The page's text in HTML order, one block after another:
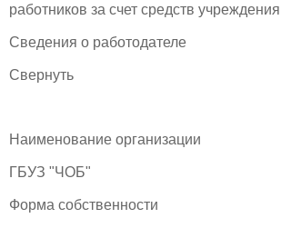
работников за счет средств учреждения
Сведения о работодателе
Свернуть
Наименование организации
ГБУЗ "ЧОБ"
Форма собственности